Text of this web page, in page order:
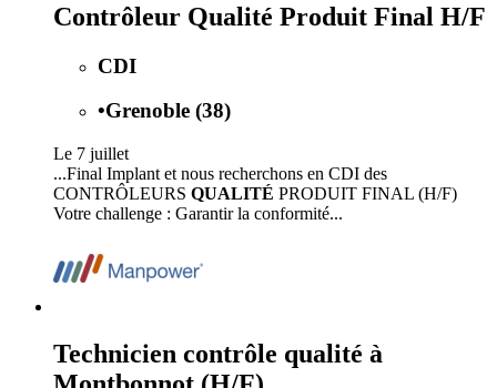
Contrôleur Qualité Produit Final H/F
CDI
•Grenoble (38)
Le 7 juillet
...Final Implant et nous recherchons en CDI des
CONTRÔLEURS QUALITÉ PRODUIT FINAL (H/F)
Votre challenge : Garantir la conformité...
Technicien contrôle qualité à